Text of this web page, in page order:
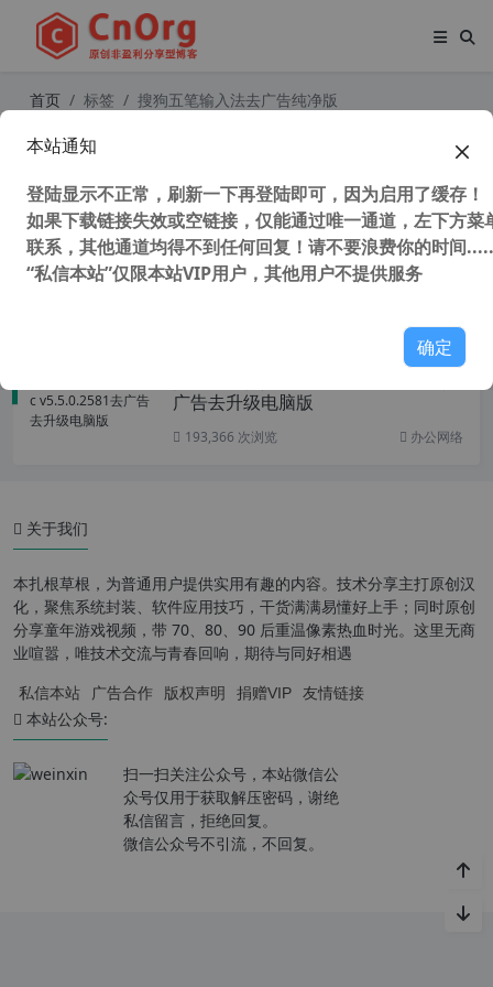
首页 标签 搜狗五笔输入法去广告纯净版
广告去升级电脑版
193,366 次浏览 办公网络
关于我们
本扎根草根，为普通用户提供实用有趣的内容。技术分享主打原创汉
化，聚焦系统封装、软件应用技巧，干货满满易懂好上手；同时原创
分享童年游戏视频，带 70、80、90 后重温像素热血时光。这里无商
业喧嚣，唯技术交流与青春回响，期待与同好相遇
私信本站 广告合作 版权声明 捐赠VIP 友情链接
本站公众号:
扫一扫关注公众号，本站微信公
众号仅用于获取解压密码，谢绝
私信留言，拒绝回复。
微信公众号不引流，不回复。
本站通知
登陆显示不正常，刷新一下再登陆即可，因为启用了缓存！
如果下载链接失效或空链接，仅能通过唯一通道，左下方菜
联系，其他通道均得不到任何回复！请不要浪费你的时间
“私信本站”仅限本站VIP用户，其他用户不提供服务
确定